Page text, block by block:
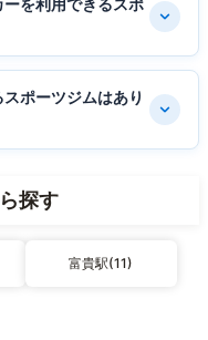
ポーツジムはあり
探す
富貴駅(11)